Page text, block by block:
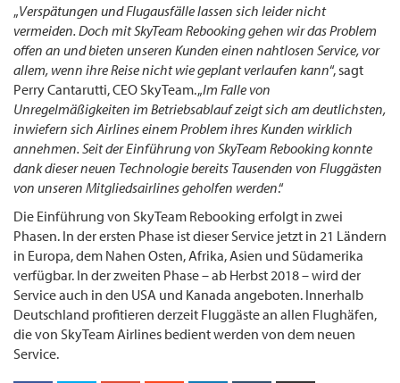
„Verspätungen und Flugausfälle lassen sich leider nicht
vermeiden. Doch mit SkyTeam Rebooking gehen wir das Problem
offen an und bieten unseren Kunden einen nahtlosen Service, vor
allem, wenn ihre Reise nicht wie geplant verlaufen kann“, sagt
Perry Cantarutti, CEO SkyTeam. „Im Falle von
Unregelmäßigkeiten im Betriebsablauf zeigt sich am deutlichsten,
inwiefern sich Airlines einem Problem ihres Kunden wirklich
annehmen. Seit der Einführung von SkyTeam Rebooking konnte
dank dieser neuen Technologie bereits Tausenden von Fluggästen
von unseren Mitgliedsairlines geholfen werden.“
Die Einführung von SkyTeam Rebooking erfolgt in zwei
Phasen. In der ersten Phase ist dieser Service jetzt in 21 Ländern
in Europa, dem Nahen Osten, Afrika, Asien und Südamerika
verfügbar. In der zweiten Phase – ab Herbst 2018 – wird der
Service auch in den USA und Kanada angeboten. Innerhalb
Deutschland profitieren derzeit Fluggäste an allen Flughäfen,
die von SkyTeam Airlines bedient werden von dem neuen
Service.